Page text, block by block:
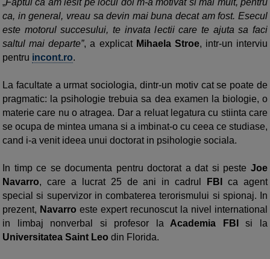
„Faptul ca am iesit pe locul doi m-a motivat si mai mult, pentru
ca, in general, vreau sa devin mai buna decat am fost. Esecul
este motorul succesului, te invata lectii care te ajuta sa faci
saltul mai departe”, a explicat Mihaela Stroe, intr-un interviu
pentru incont.ro.
La facultate a urmat sociologia, dintr-un motiv cat se poate de
pragmatic: la psihologie trebuia sa dea examen la biologie, o
materie care nu o atragea. Dar a reluat legatura cu stiinta care
se ocupa de mintea umana si a imbinat-o cu ceea ce studiase,
cand i-a venit ideea unui doctorat in psihologie sociala.
In timp ce se documenta pentru doctorat a dat si peste Joe
Navarro, care a lucrat 25 de ani in cadrul FBIca agent
special si supervizor in combaterea terorismului si spionaj. In
prezent, Navarro este expert recunoscut la nivel international
in limbaj nonverbal si profesor la Academia FBIsi la
Universitatea Saint Leo din Florida.